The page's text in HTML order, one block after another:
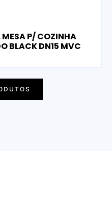
P/ COZINHA
BLACK DN15 MVC